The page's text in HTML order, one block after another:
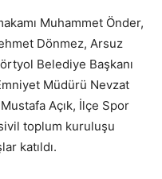
Muhammet Önder,
Dönmez, Arsuz
Belediye Başkanı
Müdürü Nevzat
Açık, İlçe Spor
toplum kuruluşu
katıldı.